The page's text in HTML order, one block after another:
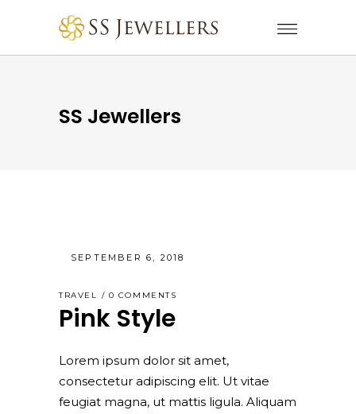
SS Jewellers
SEPTEMBER 6, 2018
TRAVEL 0 COMMENTS
Pink Style
Lorem ipsum dolor sit amet,
consectetur adipiscing elit. Ut vitae
feugiat magna, ut mattis ligula. Aliquam